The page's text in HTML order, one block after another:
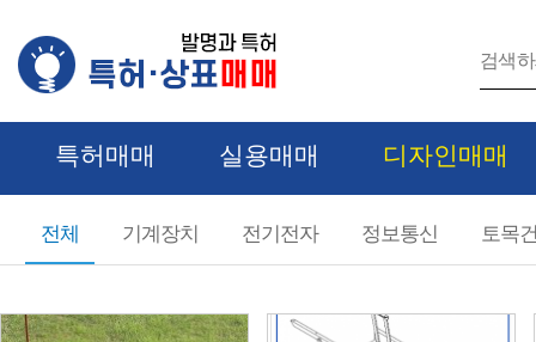
특허매매 실용매매 디자인매매
전체 기계장치 전기전자 정보통신 토목